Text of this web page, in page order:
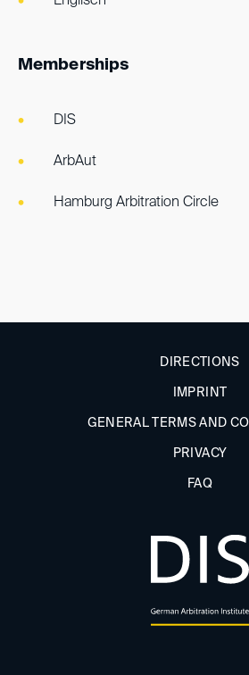
Memberships
DIS
ArbAut
Hamburg Arbitration Circle
DIRECTIONS
IMPRINT
GENERAL TERMS AND
PRIVACY
FAQ